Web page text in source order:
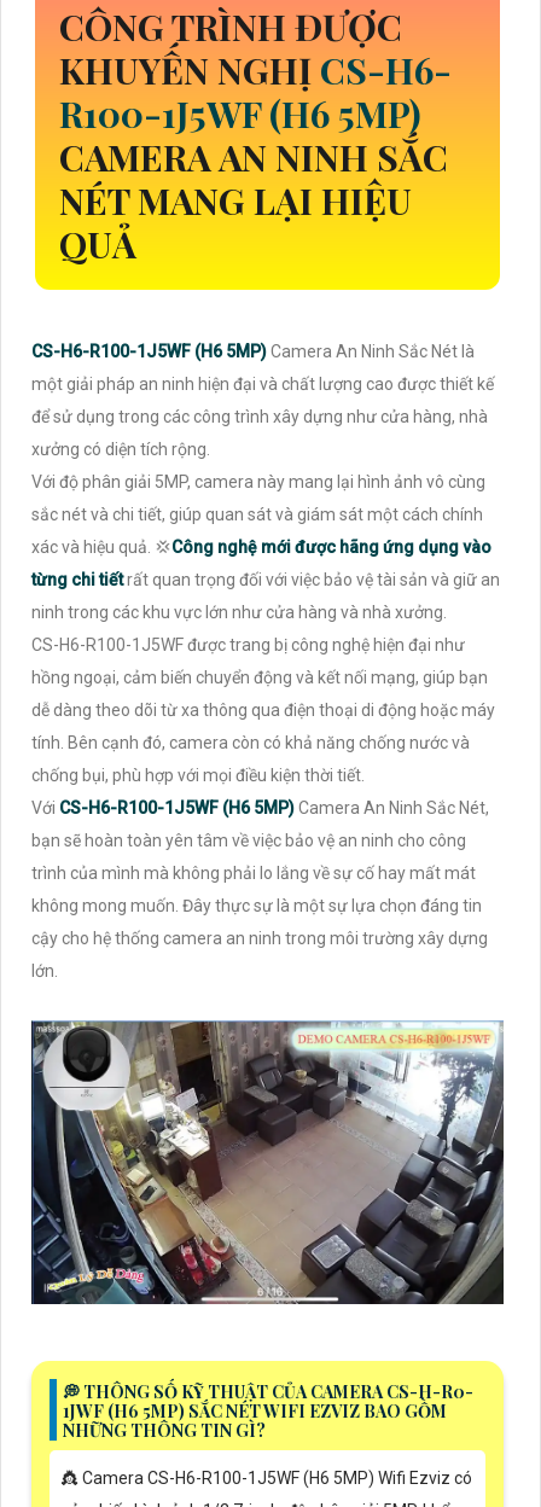
CÔNG TRÌNH ĐƯỢC
KHUYẾN NGHỊ CS-H6-
R100-1J5WF (H6 5MP)
CAMERA AN NINH SẮC
NÉT MANG LẠI HIỆU
QUẢ
CS-H6-R100-1J5WF (H6 5MP)Camera An Ninh Sắc Nét là
một giải pháp an ninh hiện đại và chất lượng cao được thiết kế
để sử dụng trong các công trình xây dựng như cửa hàng, nhà
xưởng có diện tích rộng.
Với độ phân giải 5MP, camera này mang lại hình ảnh vô cùng
sắc nét và chi tiết, giúp quan sát và giám sát một cách chính
xác và hiệu quả. 💢Công nghệ mới được hãng ứng dụng vào
từng chi tiếtrất quan trọng đối với việc bảo vệ tài sản và giữ an
ninh trong các khu vực lớn như cửa hàng và nhà xưởng.
CS-H6-R100-1J5WF được trang bị công nghệ hiện đại như
hồng ngoại, cảm biến chuyển động và kết nối mạng, giúp bạn
dễ dàng theo dõi từ xa thông qua điện thoại di động hoặc máy
tính. Bên cạnh đó, camera còn có khả năng chống nước và
chống bụi, phù hợp với mọi điều kiện thời tiết.
Với CS-H6-R100-1J5WF (H6 5MP)Camera An Ninh Sắc Nét,
bạn sẽ hoàn toàn yên tâm về việc bảo vệ an ninh cho công
trình của mình mà không phải lo lắng về sự cố hay mất mát
không mong muốn. Đây thực sự là một sự lựa chọn đáng tin
cậy cho hệ thống camera an ninh trong môi trường xây dựng
lớn.
️💭 THÔNG SỐ KỸ THUẬT CỦA CAMERA CS-H-R0-
1JWF (H6 5MP) SẮC NÉT WIFI EZVIZ BAO GỒM
NHỮNG THÔNG TIN GÌ?
👸 Camera CS-H6-R100-1J5WF (H6 5MP) Wifi Ezviz có